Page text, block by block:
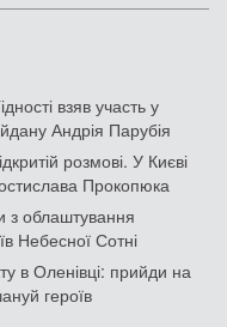
взяв участь у
Андрія Парубія
розмові. У Києві
Прокопюка
з облаштування
Небесної Сотні
в Оленівці: прийди на
героїв